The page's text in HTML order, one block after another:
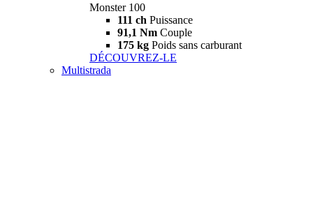
Monster 100
111 ch Puissance
91,1 Nm Couple
175 kg Poids sans carburant
DÉCOUVREZ-LE
Multistrada